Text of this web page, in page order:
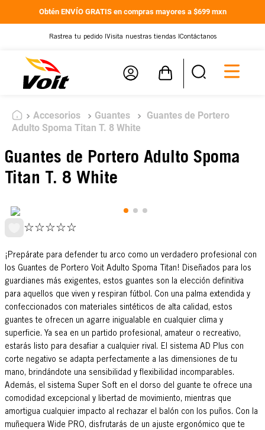
Obtén ENVÍO GRATIS en compras mayores a $699 mxn
Rastrea tu pedido | Visita nuestras tiendas | Contáctanos
Accesorios Guantes
Guantes de Portero
Adulto Spoma Titan T. 8 White
Guantes de Portero Adulto Spoma
Titan T. 8 White
☆☆☆☆☆
¡Prepárate para defender tu arco como un verdadero profesional con
los Guantes de Portero Voit Adulto Spoma Titan! Diseñados para los
guardianes más exigentes, estos guantes son la elección definitiva
para aquellos que viven y respiran fútbol. Con una palma extendida y
confeccionados con materiales sintéticos de alta calidad, estos
guantes te ofrecen un agarre inigualable en cualquier clima y
superficie. Ya sea en un partido profesional, amateur o recreativo,
estarás listo para desafiar a cualquier rival. El sistema AD Plus con
corte negativo se adapta perfectamente a las dimensiones de tu
mano, brindándote una sensibilidad y flexibilidad incomparables.
Además, el sistema Super Soft en el dorso del guante te ofrece una
comodidad excepcional y libertad de movimiento, mientras que
amortigua cualquier impacto al rechazar el balón con los puños. Con la
muñequera Wide PRO, disfrutarás de un ajuste ergonómico que te